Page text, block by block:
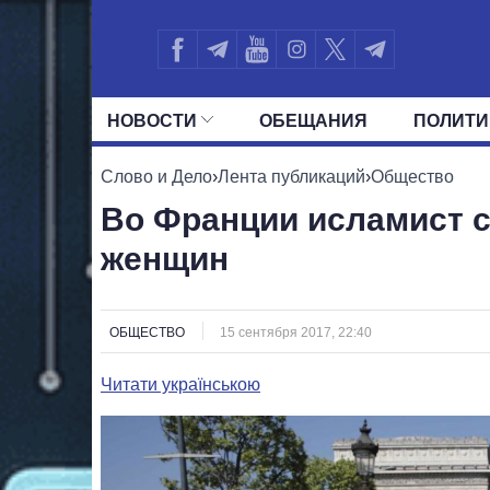
НОВОСТИ ОБЕЩАНИЯ
ВСЕ ПОЛИТИКИ ПРЕЗИДЕНТ И
Слово и Дело›Лента публикаций›Общество
Во Франции исламист
женщин
ОБЩЕСТВО 15 сентября 2017, 22:40
Читати українською